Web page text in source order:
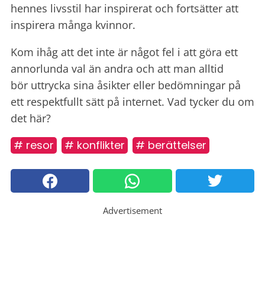
hennes livsstil har inspirerat och fortsätter att
inspirera många kvinnor.
Kom ihåg att det inte är något fel i att göra ett
annorlunda val än andra och att man alltid
bör uttrycka sina åsikter eller bedömningar på
ett respektfullt sätt på internet. Vad tycker du om
det här?
# resor # konflikter # berättelser
Advertisement